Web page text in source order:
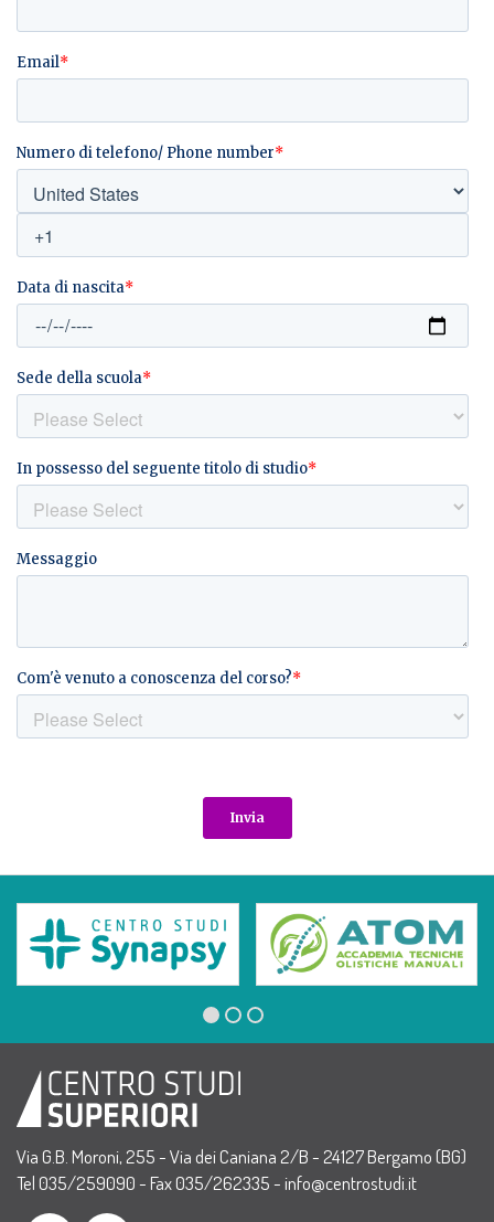
Via G.B. Moroni, 255 - Via dei Caniana 2/B - 24127 Bergamo (BG)
Tel 035/259090 - Fax 035/262335 -info@centrostudi.it